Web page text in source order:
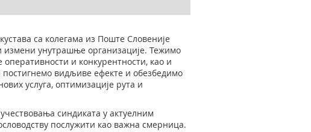
са колегама из Поште Словеније
унутрашње организације. Тежимо
и конкурентности, као и
видљиве ефекте и обезбедимо
услуга, оптимизације рута и
синдиката у актуелним
послужити као важна смерница.